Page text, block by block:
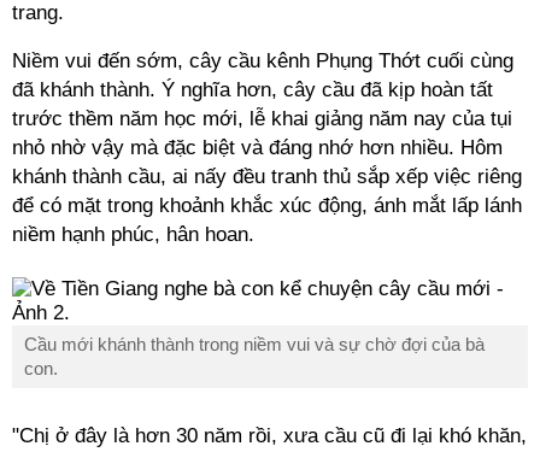
trang.
Niềm vui đến sớm, cây cầu kênh Phụng Thớt cuối cùng
đã khánh thành. Ý nghĩa hơn, cây cầu đã kịp hoàn tất
trước thềm năm học mới, lễ khai giảng năm nay của tụi
nhỏ nhờ vậy mà đặc biệt và đáng nhớ hơn nhiều. Hôm
khánh thành cầu, ai nấy đều tranh thủ sắp xếp việc riêng
để có mặt trong khoảnh khắc xúc động, ánh mắt lấp lánh
niềm hạnh phúc, hân hoan.
Cầu mới khánh thành trong niềm vui và sự chờ đợi của bà
con.
"Chị ở đây là hơn 30 năm rồi, xưa cầu cũ đi lại khó khăn,